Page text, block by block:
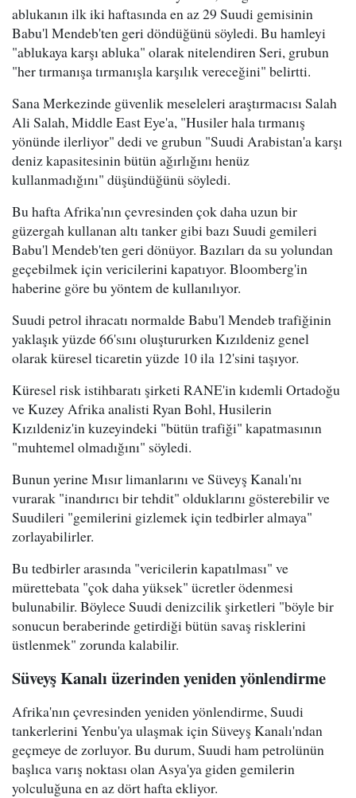
ablukanın ilk iki haftasında en az 29 Suudi gemisinin
Babu'l Mendeb'ten geri döndüğünü söyledi. Bu hamleyi
"ablukaya karşı abluka" olarak nitelendiren Seri, grubun
"her tırmanışa tırmanışla karşılık vereceğini" belirtti.
Sana Merkezinde güvenlik meseleleri araştırmacısı Salah
Ali Salah, Middle East Eye'a, "Husiler hala tırmanış
yönünde ilerliyor" dedi ve grubun "Suudi Arabistan'a karşı
deniz kapasitesinin bütün ağırlığını henüz
kullanmadığını" düşündüğünü söyledi.
Bu hafta Afrika'nın çevresinden çok daha uzun bir
güzergah kullanan altı tanker gibi bazı Suudi gemileri
Babu'l Mendeb'ten geri dönüyor. Bazıları da su yolundan
geçebilmek için vericilerini kapatıyor. Bloomberg'in
haberine göre bu yöntem de kullanılıyor.
Suudi petrol ihracatı normalde Babu'l Mendeb trafiğinin
yaklaşık yüzde 66'sını oluştururken Kızıldeniz genel
olarak küresel ticaretin yüzde 10 ila 12'sini taşıyor.
Küresel risk istihbaratı şirketi RANE'in kıdemli Ortadoğu
ve Kuzey Afrika analisti Ryan Bohl, Husilerin
Kızıldeniz'in kuzeyindeki "bütün trafiği" kapatmasının
"muhtemel olmadığını" söyledi.
Bunun yerine Mısır limanlarını ve Süveyş Kanalı'nı
vurarak "inandırıcı bir tehdit" olduklarını gösterebilir ve
Suudileri "gemilerini gizlemek için tedbirler almaya"
zorlayabilirler.
Bu tedbirler arasında "vericilerin kapatılması" ve
mürettebata "çok daha yüksek" ücretler ödenmesi
bulunabilir. Böylece Suudi denizcilik şirketleri "böyle bir
sonucun beraberinde getirdiği bütün savaş risklerini
üstlenmek" zorunda kalabilir.
Süveyş Kanalı üzerinden yeniden yönlendirme
Afrika'nın çevresinden yeniden yönlendirme, Suudi
tankerlerini Yenbu'ya ulaşmak için Süveyş Kanalı'ndan
geçmeye de zorluyor. Bu durum, Suudi ham petrolünün
başlıca varış noktası olan Asya'ya giden gemilerin
yolculuğuna en az dört hafta ekliyor.